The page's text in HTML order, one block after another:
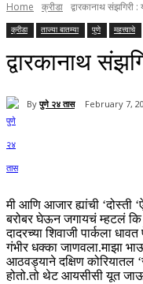
Home क्रीडा द्वारकानाथ संझगिरी
क्रीडा ताज्या बातम्या पुणे महत्त्वाचे
द्वारकानाथ
By पुणे २४ तास February 7,
मी आणि आजार ह्यांची ‘दोस्ती
बरोबर घेऊन जगायचं म्हटलं कि
दादरच्या शिवाजी पार्कला
गंभीर धक्का जाणवला.माझा
आठवड्याने दक्षिण कोरियातल
होतो.तो थेट आयसीसी यूत